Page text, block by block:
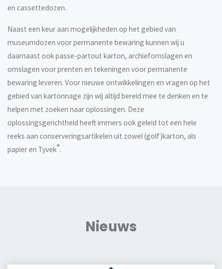
en cassettedozen.
Naast een keur aan mogelijkheden op het gebied van
museumdozen voor permanente bewaring kunnen wij u
daarnaast ook passe-partout karton, archiefomslagen en
omslagen voor prenten en tekeningen voor permanente
bewaring leveren. Voor nieuwe ontwikkelingen en vragen op het
gebied van kartonnage zijn wij altijd bereid mee te denken en te
helpen met zoeken naar oplossingen. Deze
oplossingsgerichtheid heeft immers ook geleid tot een hele
reeks aan conserveringsartikelen uit zowel (golf)karton, als
papier en Tyvek®.
Nieuws